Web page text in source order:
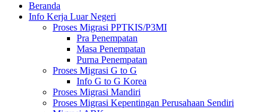
Beranda
Info Kerja Luar Negeri
Proses Migrasi PPTKIS/P3MI
Pra Penempatan
Masa Penempatan
Purna Penempatan
Proses Migrasi G to G
Info G to G Korea
Proses Migrasi Mandiri
Proses Migrasi Kepentingan Perusahaan Sendiri